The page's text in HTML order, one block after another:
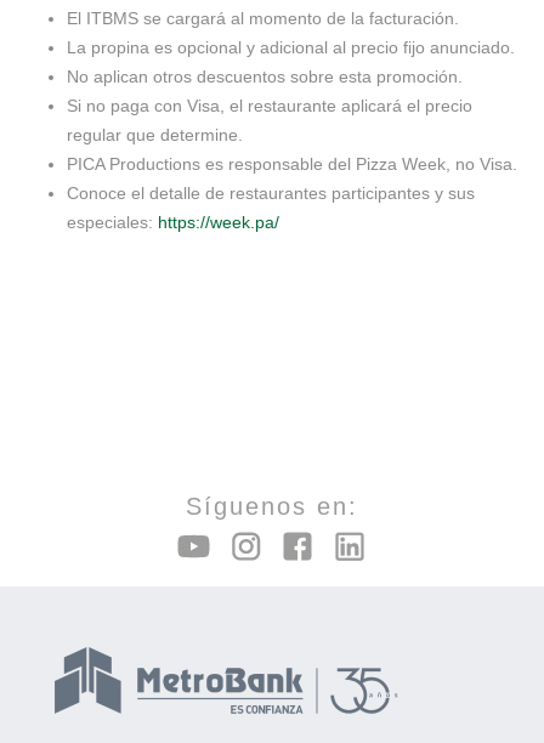
El ITBMS se cargará al momento de la facturación.
La propina es opcional y adicional al precio fijo anunciado.
No aplican otros descuentos sobre esta promoción.
Si no paga con Visa, el restaurante aplicará el precio
regular que determine.
PICA Productions es responsable del Pizza Week, no Visa.
Conoce el detalle de restaurantes participantes y sus
especiales: https://week.pa/
Síguenos en: